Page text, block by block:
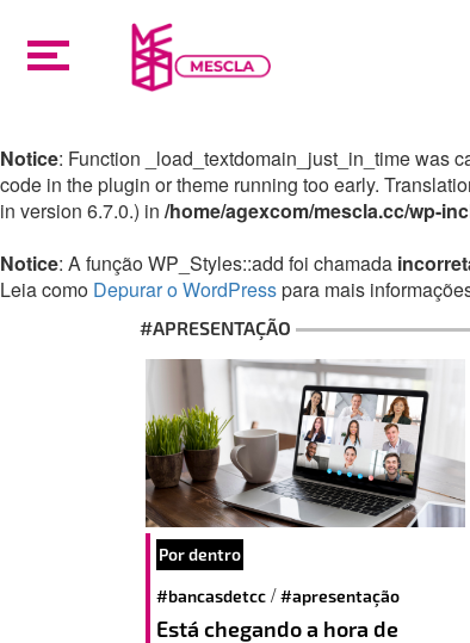
Notice: Function _load_textdomain_just_in_time was
code in the plugin or theme running too early.
in version 6.7.0.) in /home/agexcom/mescla.cc/wp-
Notice: A função WP_Styles::add foi chamada
Leia como Depurar o WordPresspara mais
#APRESENTAÇÃO
Por dentro
#bancasdetcc /#apresentação
Está chegando a hora de